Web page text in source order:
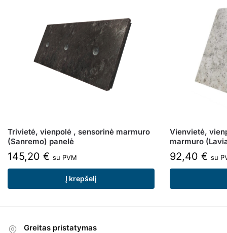
Trivietė, vienpolė , sensorinė marmuro
(Sanremo) panelė
145,20 € su PVM
Į krepšelį
Vienvietė,
marmuro
92,40 € su
Greitas pristatymas